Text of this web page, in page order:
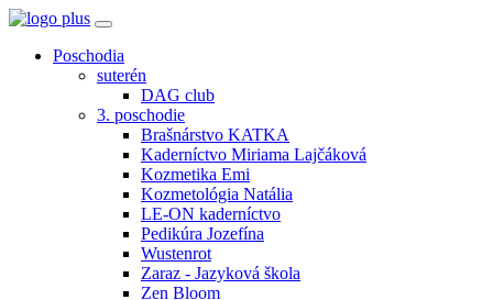
Poschodia
suterén
DAG club
3. poschodie
Brašnárstvo KATKA
Kaderníctvo Miriama Lajčáková
Kozmetika Emi
Kozmetológia Natália
LE-ON kaderníctvo
Pedikúra Jozefína
Wustenrot
Zaraz - Jazyková škola
Zen Bloom